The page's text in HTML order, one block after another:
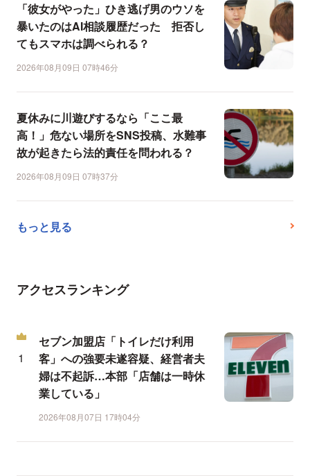
「彼女がやった」ひき逃げ男のウソを
暴いたのはAI相談履歴だった 拒否し
てもスマホは調べられる？
2026年08月09日 07時46分
夏休みに川遊びするなら「ここ最
高！」危ない場所をSNS投稿、水難事
故が起きたら法的責任を問われる？
2026年08月09日 07時37分
もっと見る
アクセスランキング
セブン加盟店「トイレだけ利用
客」への強要未遂容疑、経営者夫
婦は不起訴…本部「店舗は一時休
業している」
2026年08月07日 17時04分